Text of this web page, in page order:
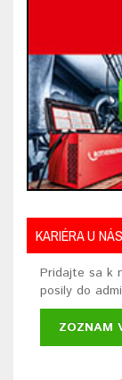
KARIÉRA U
Pridajte sa k
posily do
ZOZNAM